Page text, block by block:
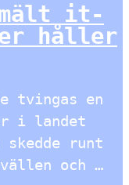
it-
håller
tvingas en
i landet
runt
och …